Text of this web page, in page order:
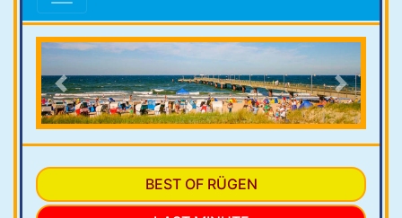
Previous Next
BEST OF RÜGEN